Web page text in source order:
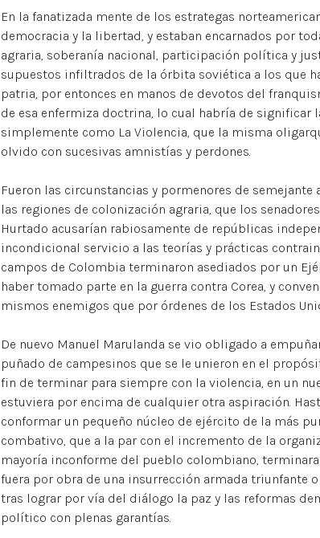
En la fanatizada mente de los estrategas
democracia y la libertad, y estaban encarnados por
agraria, soberanía nacional, participación política y
supuestos infiltrados de la órbita soviética a los que
patria, por entonces en manos de devotos del
de esa enfermiza doctrina, lo cual habría de significar
simplemente como La Violencia, que la misma
olvido con sucesivas amnistías y perdones.
Fueron las circunstancias y pormenores de
las regiones de colonización agraria, que los
Hurtado acusarían rabiosamente de repúblicas
incondicional servicio a las teorías y prácticas
campos de Colombia terminaron asediados por un
haber tomado parte en la guerra contra Corea, y
mismos enemigos que por órdenes de los Estados
De nuevo Manuel Marulanda se vio obligado a
puñado de campesinos que se le unieron en el
fin de terminar para siempre con la violencia, en un
estuviera por encima de cualquier otra aspiración.
conformar un pequeño núcleo de ejército de la más
combativo, que a la par con el incremento de la
mayoría inconforme del pueblo colombiano,
fuera por obra de una insurrección armada triunfante
tras lograr por vía del diálogo la paz y las reformas
político con plenas garantías.